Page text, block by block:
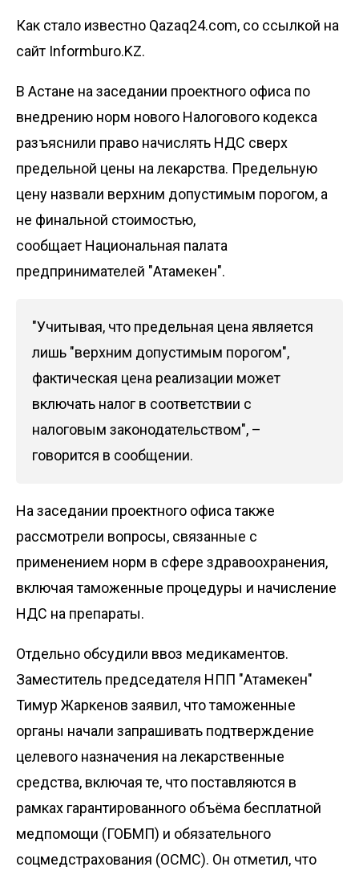
Как стало известно Qazaq24.com, со ссылкой на
сайт Informburo.KZ.
В Астане на заседании проектного офиса по
внедрению норм нового Налогового кодекса
разъяснили право начислять НДС сверх
предельной цены на лекарства. Предельную
цену назвали верхним допустимым порогом, а
не финальной стоимостью,
сообщает Национальная палата
предпринимателей "Атамекен".
"Учитывая, что предельная цена является
лишь "верхним допустимым порогом",
фактическая цена реализации может
включать налог в соответствии с
налоговым законодательством", –
говорится в сообщении.
На заседании проектного офиса также
рассмотрели вопросы, связанные с
применением норм в сфере здравоохранения,
включая таможенные процедуры и начисление
НДС на препараты.
Отдельно обсудили ввоз медикаментов.
Заместитель председателя НПП "Атамекен"
Тимур Жаркенов заявил, что таможенные
органы начали запрашивать подтверждение
целевого назначения на лекарственные
средства, включая те, что поставляются в
рамках гарантированного объёма бесплатной
медпомощи (ГОБМП) и обязательного
соцмедстрахования (ОСМС). Он отметил, что